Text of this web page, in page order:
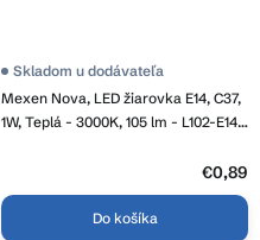
Mexen Nova, LED žiarovka E14, C37,
1W, Teplá - 3000K, 105 lm - L102-E14-
Skladom u dodávateľa
€0,89
Do košíka